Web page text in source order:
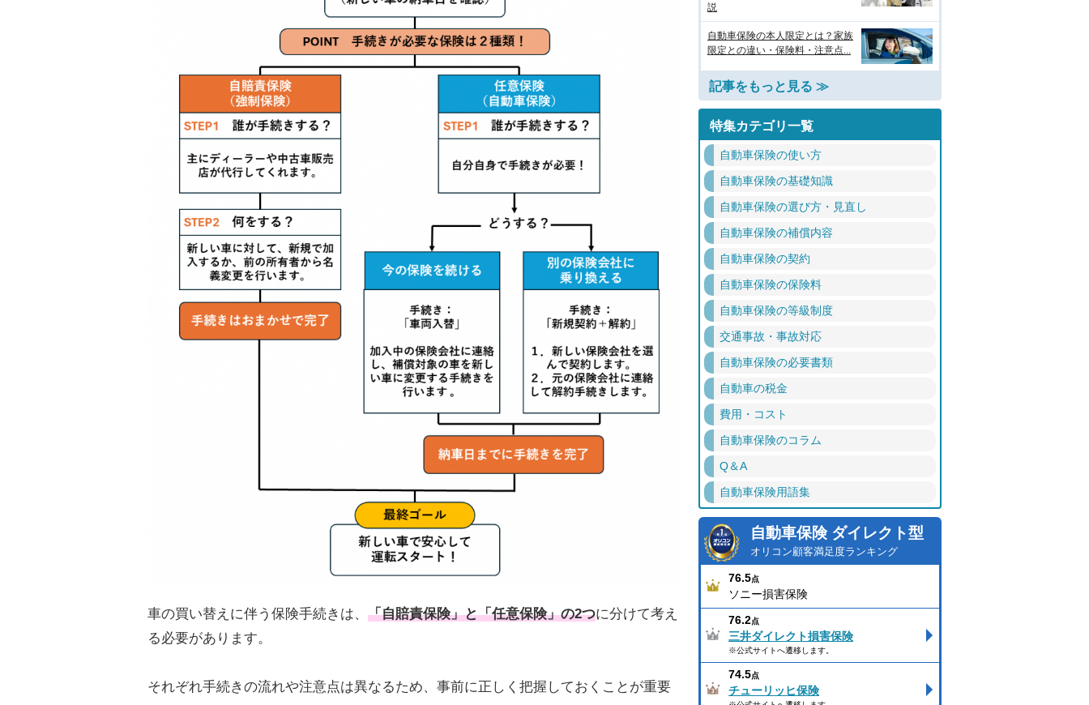
車の買い替えに伴う保険手続きは、 「自賠責保険」と「任意保険」の2つに分けて考え
る必要があります。
それぞれ手続きの流れや注意点は異なるため、事前に正しく把握しておくことが重要
説
自動車保険の本人限定とは？家族
限定との違い・保険料・注意点...
記事をもっと見る ≫
特集カテゴリ一覧
自動車保険の使い方
自動車保険の基礎知識
自動車保険の選び方・見直し
自動車保険の補償内容
自動車保険の契約
自動車保険の保険料
自動車保険の等級制度
交通事故・事故対応
自動車保険の必要書類
自動車の税金
費用・コスト
自動車保険のコラム
Q＆A
自動車保険用語集
自動車保険 ダイレクト型
オリコン顧客満足度ランキング
76.5点
ソニー損害保険
76.2点
三井ダイレクト損害保険
※公式サイトへ遷移します。
74.5点
チューリッヒ保険